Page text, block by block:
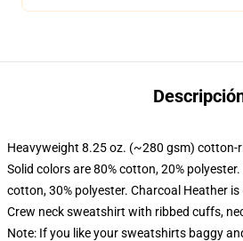
Heavyweight 8.25 oz. (~280 gsm) cotton-
Solid colors are 80% cotton, 20%
cotton, 30% polyester. Charcoal Heather
Crew neck sweatshirt with ribbed cuffs,
Note: If you like your sweatshirts baggy